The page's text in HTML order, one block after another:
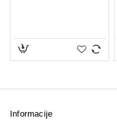
Informacije